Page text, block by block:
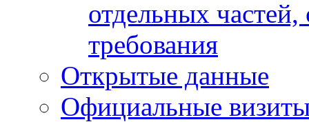
отдельных
требования
Открытые данные
Официальные